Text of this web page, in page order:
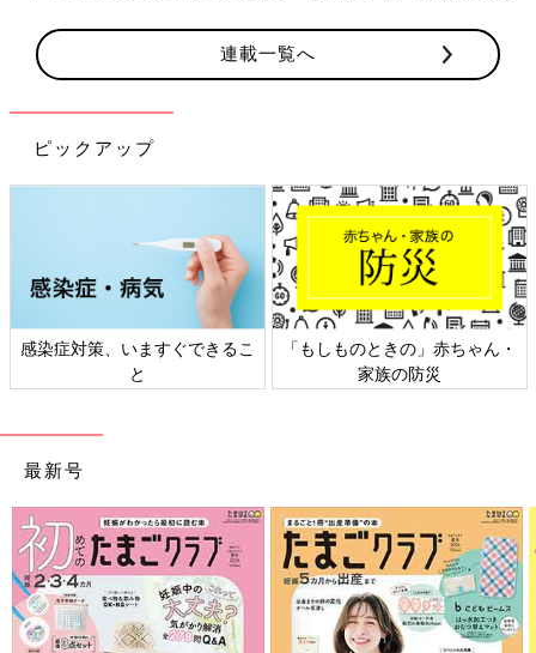
クーザ クラッチタイプ マルチケース くまのプーさん DMC-2503
保険証や母子手帳をまとめるのに便利なケース
Amazonで見る
くまのプーさんデザインのクラッチタイプジャバラ式マルチケー
ス。ジャバラ式だと何が入っているか見えやすい。
開け口：ファスナー式
【口コミピックアップ】
大きな母子手帳でも2組入ります。兄妹のまとめて入れてます。
大変便利な作りになってます。
ジャバラタイプの母子手帳ケース人気ブランド
連載一覧へ
ピックアップ
感染症対策、いますぐできるこ
と
「もしものときの」赤ちゃん・
家族の防災
最新号